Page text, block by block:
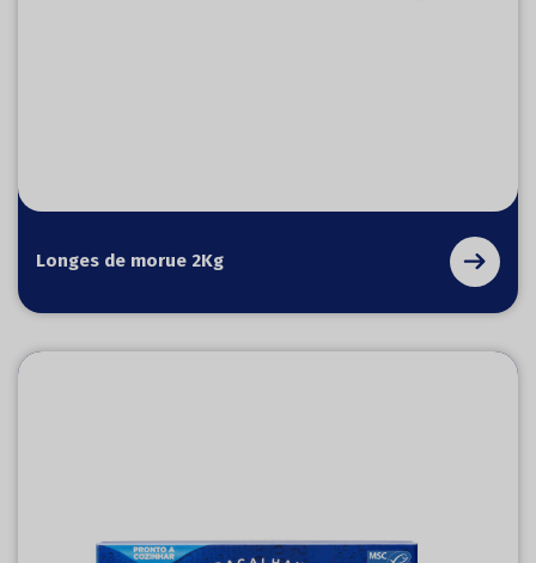
Longes de morue 2Kg